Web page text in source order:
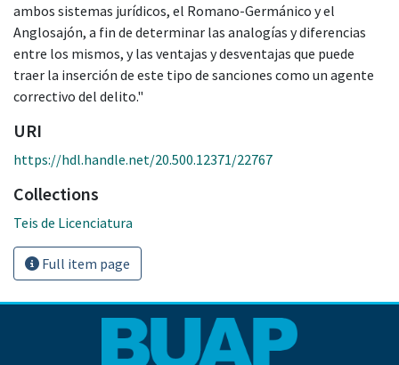
ambos sistemas jurídicos, el Romano-Germánico y el
Anglosajón, a fin de determinar las analogías y diferencias
entre los mismos, y las ventajas y desventajas que puede
traer la inserción de este tipo de sanciones como un agente
correctivo del delito."
URI
https://hdl.handle.net/20.500.12371/22767
Collections
Teis de Licenciatura
Full item page